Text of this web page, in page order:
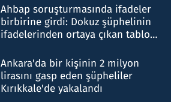
Ahbap soruşturmasında ifadeler
birbirine girdi: Dokuz şüphelinin
ifadelerinden ortaya çıkan tablo
Ankara'da bir kişinin 2 milyon
lirasını gasp eden şüpheliler
Kırıkkale'de yakalandı